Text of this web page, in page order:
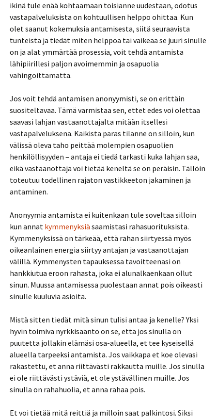
ikinä tule enää kohtaamaan toisianne uudestaan, odotus
vastapalveluksista on kohtuullisen helppo ohittaa. Kun
olet saanut kokemuksia antamisesta, siitä seuraavista
tunteista ja tiedät miten helppoa tai vaikeaa se juuri sinulle
on ja alat ymmärtää prosessia, voit tehdä antamista
lähipiirillesi paljon avoimemmin ja osapuolia
vahingoittamatta.
Jos voit tehdä antamisen anonyymisti, se on erittäin
suositeltavaa. Tämä varmistaa sen, ettet edes voi olettaa
saavasi lahjan vastaanottajalta mitään itsellesi
vastapalveluksena. Kaikista paras tilanne on silloin, kun
välissä oleva taho peittää molempien osapuolien
henkilöllisyyden – antaja ei tiedä tarkasti kuka lahjan saa,
eikä vastaanottaja voi tietää keneltä se on peräisin. Tällöin
toteutuu todellinen rajaton vastikkeeton jakaminen ja
antaminen.
Anonyymia antamista ei kuitenkaan tule soveltaa silloin
kun annat kymmenyksiä saamistasi rahasuorituksista.
Kymmenyksissä on tärkeää, että rahan siirtyessä myös
oikeanlainen energia siirtyy antajan ja vastaanottajan
välillä. Kymmenysten tapauksessa tavoitteenasi on
hankkiutua eroon rahasta, joka ei alunalkaenkaan ollut
sinun. Muussa antamisessa puolestaan annat pois oikeasti
sinulle kuuluvia asioita.
Mistä sitten tiedät mitä sinun tulisi antaa ja kenelle? Yksi
hyvin toimiva nyrkkisääntö on se, että jos sinulla on
puutetta jollakin elämäsi osa-alueella, et tee kyseisellä
alueella tarpeeksi antamista. Jos vaikkapa et koe olevasi
rakastettu, et anna riittävästi rakkautta muille. Jos sinulla
ei ole riittävästi ystäviä, et ole ystävällinen muille. Jos
sinulla on rahahuolia, et anna rahaa pois.
Et voi tietää mitä reittiä ja milloin saat palkintosi. Siksi